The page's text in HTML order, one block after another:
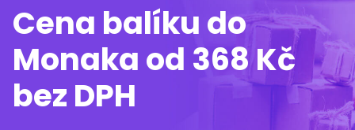
Cena balíku do
Monaka od 368 Kč
bez DPH